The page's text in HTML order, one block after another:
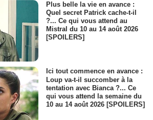
Plus belle la vie en avance :
Quel secret Patrick cache-t-il
?... Ce qui vous attend au
Mistral du 10 au 14 août 2026
[SPOILERS]
Ici tout commence en avance :
Loup va-t-il succomber à la
tentation avec Bianca ?... Ce
qui vous attend la semaine du
10 au 14 août 2026 [SPOILERS]